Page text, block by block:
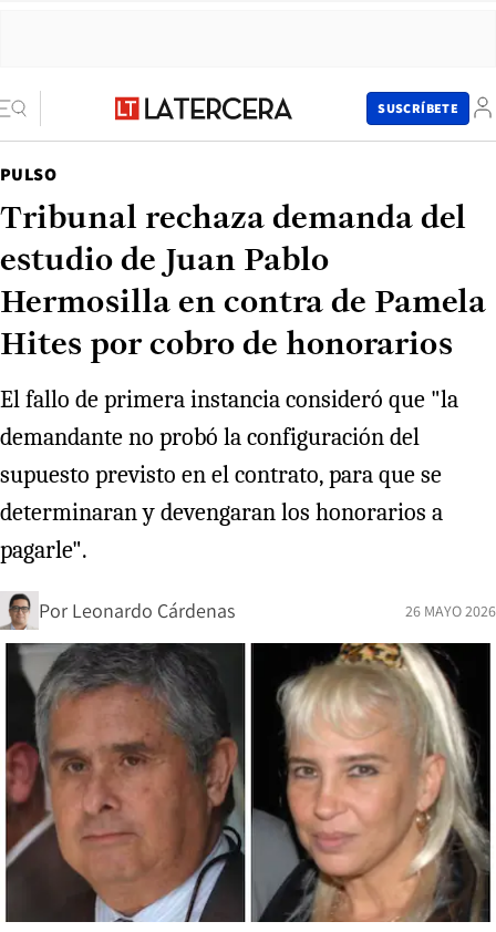
SUSCRÍBETE
PULSO
Tribunal rechaza demanda del
estudio de Juan Pablo
Hermosilla en contra de Pamela
Hites por cobro de honorarios
El fallo de primera instancia consideró que "la
demandante no probó la configuración del
supuesto previsto en el contrato, para que se
determinaran y devengaran los honorarios a
pagarle".
Por Leonardo Cárdenas 26 MAYO 2026